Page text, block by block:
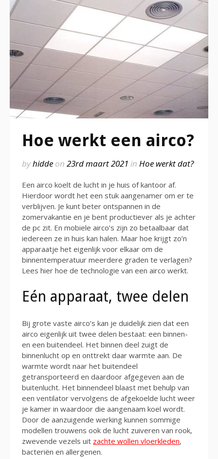
Hoe werkt een airco?
byhidde on 23rd maart 2021 in Hoe werkt dat?
Een airco koelt de lucht in je huis of kantoor af.
Hierdoor wordt het een stuk aangenamer om er te
verblijven. Je kunt beter ontspannen in de
zomervakantie en je bent productiever als je achter
de pc zit. En mobiele airco’s zijn zo betaalbaar dat
iedereen ze in huis kan halen. Maar hoe krijgt zo’n
apparaatje het eigenlijk voor elkaar om de
binnentemperatuur meerdere graden te verlagen?
Lees hier hoe de technologie van een airco werkt.
Eén apparaat, twee delen
Bij grote vaste airco’s kan je duidelijk zien dat een
airco eigenlijk uit twee delen bestaat: een binnen-
en een buitendeel. Het binnen deel zuigt de
binnenlucht op en onttrekt daar warmte aan. De
warmte wordt naar het buitendeel
getransporteerd en daardoor afgegeven aan de
buitenlucht. Het binnendeel blaast met behulp van
een ventilator vervolgens de afgekoelde lucht weer
je kamer in waardoor die aangenaam koel wordt.
Door de aanzuigende werking kunnen sommige
modellen trouwens ook de lucht zuiveren van rook,
zwevende vezels uit zachte wollen vloerkleden,
bacteriën en allergenen.